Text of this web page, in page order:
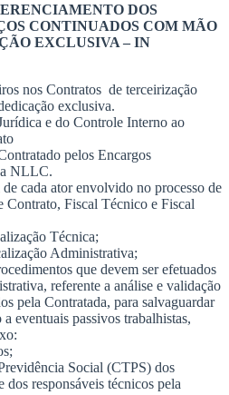
DOS
CONTINUADOS COM MÃO
EXCLUSIVA – IN
nos Contratos de terceirização
exclusiva.
e do Controle Interno ao
pelos Encargos
NLLC.
cada ator envolvido no processo de
Contrato, Fiscal Técnico e Fiscal
Técnica;
Administrativa;
que devem ser efetuados
referente a análise e validação
pela Contratada, para salvaguardar
eventuais passivos trabalhistas,
Social (CTPS) dos
dos responsáveis técnicos pela